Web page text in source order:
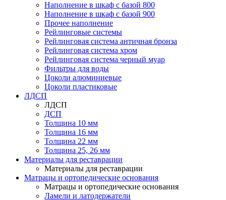
Наполнение в шкаф с базой 800
Наполнение в шкаф с базой 900
Прочее наполнение
Рейлинговые системы
Рейлинговая система античная бронза
Рейлинговая система хром
Рейлинговая система черный муар
Фильтры для воды
Цоколи алюминиевые
Цоколи пластиковые
ЛДСП
ЛДСП
ДСП
Толщина 10 мм
Толщина 16 мм
Толщина 22 мм
Толщина 25, 26 мм
Материалы для реставрации
Материалы для реставрации
Матрацы и ортопедические основания
Матрацы и ортопедические основания
Ламели и латодержатели